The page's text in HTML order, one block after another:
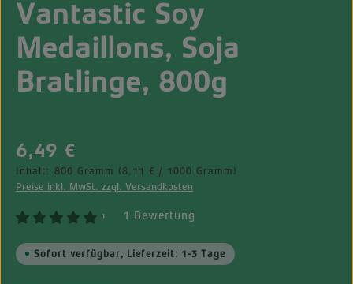
Vantastic Soy
Medaillons, Soja
Bratlinge, 800g
Regulärer Preis:
6,49 €
Inhalt: 800 Gramm (8,11 € / 1000 Gramm)
Preise inkl. MwSt. zzgl. Versandkosten
¹ 1 Bewertung
Sofort verfügbar, Lieferzeit: 1-3 Tage